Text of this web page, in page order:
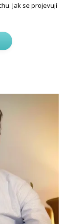
Jak se projevují